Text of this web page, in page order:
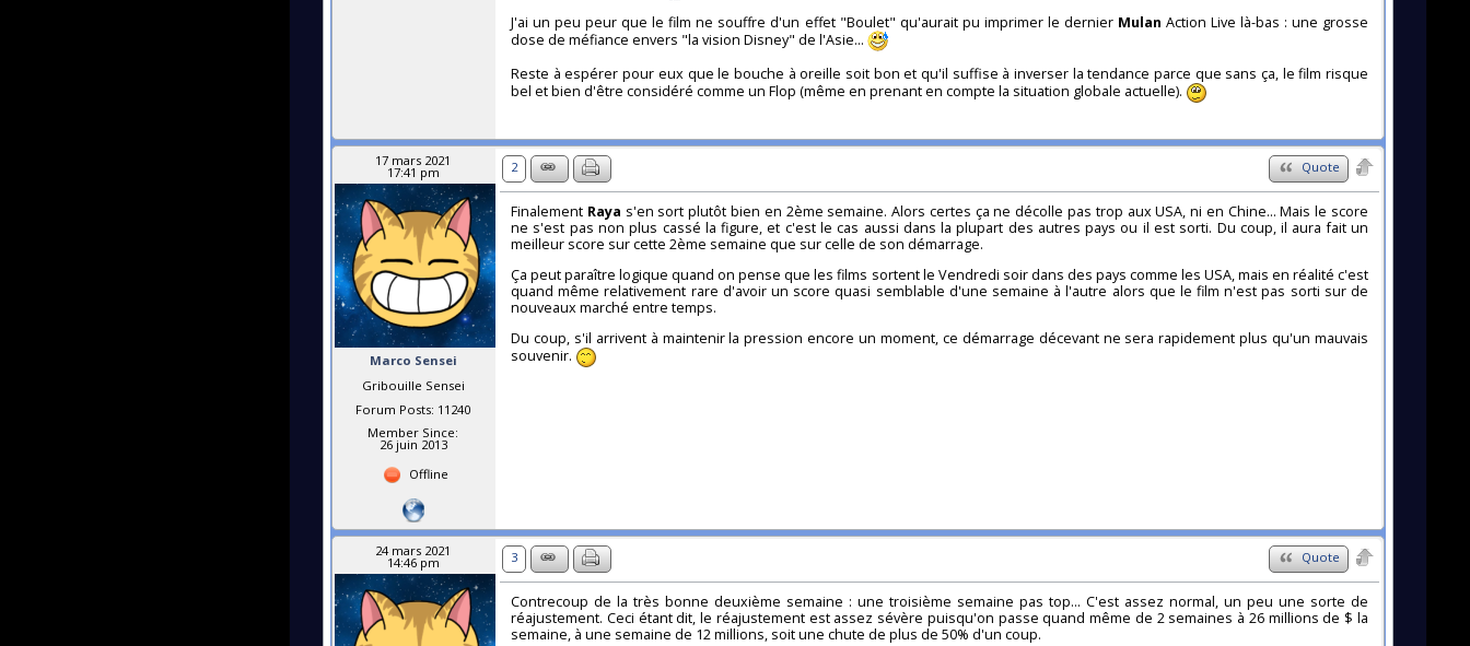
J'ai un peu peur que le film ne souffre d'un effet "Boulet" qu'aurait pu imprimer le dernier Mulan Action Live là-bas : une grosse
dose de méfiance envers "la vision Disney" de l'Asie...
Reste à espérer pour eux que le bouche à oreille soit bon et qu'il suffise à inverser la tendance parce que sans ça, le film risque
bel et bien d'être considéré comme un Flop (même en prenant en compte la situation globale actuelle).
17 mars 2021
17:41 pm
Marco Sensei
Gribouille Sensei
Forum Posts: 11240
Member Since:
26 juin 2013
Offline
2 Quote
Finalement Raya s'en sort plutôt bien en 2ème semaine. Alors certes ça ne décolle pas trop aux USA, ni en Chine... Mais le score
ne s'est pas non plus cassé la figure, et c'est le cas aussi dans la plupart des autres pays ou il est sorti. Du coup, il aura fait un
meilleur score sur cette 2ème semaine que sur celle de son démarrage.
Ça peut paraître logique quand on pense que les films sortent le Vendredi soir dans des pays comme les USA, mais en réalité c'est
quand même relativement rare d'avoir un score quasi semblable d'une semaine à l'autre alors que le film n'est pas sorti sur de
nouveaux marché entre temps.
Du coup, s'il arrivent à maintenir la pression encore un moment, ce démarrage décevant ne sera rapidement plus qu'un mauvais
souvenir.
24 mars 2021
14:46 pm 3 Quote
Contrecoup de la très bonne deuxième semaine : une troisième semaine pas top... C'est assez normal, un peu une sorte de
réajustement. Ceci étant dit, le réajustement est assez sévère puisqu'on passe quand même de 2 semaines à 26 millions de $ la
semaine, à une semaine de 12 millions, soit une chute de plus de 50% d'un coup.